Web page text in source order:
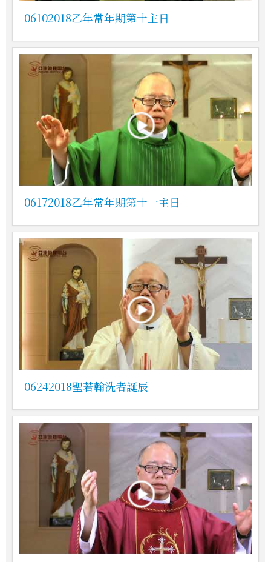
06102018乙年常年期第十主日
06172018乙年常年期第十一主日
06242018聖若翰洗者誕辰